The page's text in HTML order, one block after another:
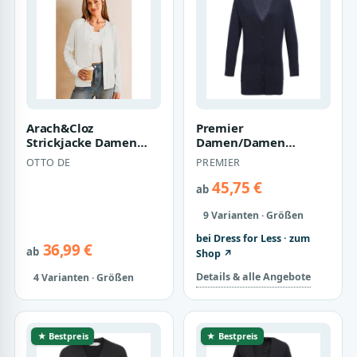
Arach&Cloz
Strickjacke Damen
Cardigan-Pullover
Lässige Strickjacken
OTTO DE
ab36,99 €
4 Varianten · Größen
Premier
Damen/Damen
Langarm Strickjacke
mit V-Ausschnitt
(Marine)
PREMIER
ab45,75 €
9 Varianten · Größen
bei Dress for Less · zum
Shop ↗
Details & alle Angebote
★ Bestpreis ★ Bestpreis